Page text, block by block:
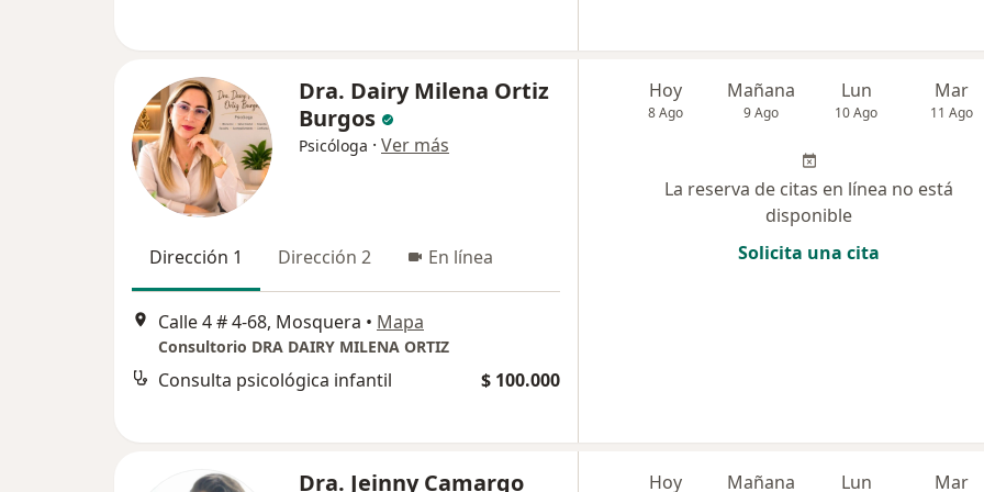
Dra. Dairy Milena Ortiz
Burgos
Psicóloga · Ver más
Dirección 1 Dirección 2 En línea
Calle 4 # 4-68, Mosquera • Mapa
Consultorio DRA DAIRY MILENA ORTIZ
Consulta psicológica infantil $ 100.000
Hoy
8 Ago
Mañana
9 Ago
Lun
10 Ago
Mar
11 Ago
La reserva de citas en línea no está
disponible
Solicita una cita
Dra. Jeinny Camargo Hoy Mañana Lun Mar